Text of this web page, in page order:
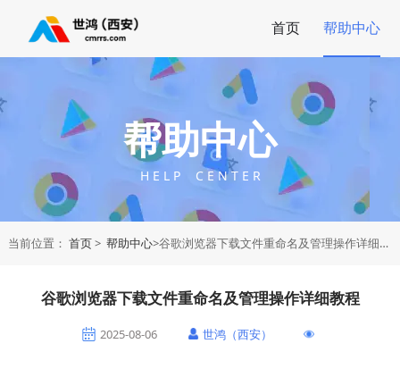
首页 帮助中心
帮助中心
H E L P C E N T E R
当前位置： 首页> 帮助中心>谷歌浏览器下载文件重命名及管理操作详细教程
谷歌浏览器下载文件重命名及管理操作详细教程
2025-08-06 世鸿（西安）